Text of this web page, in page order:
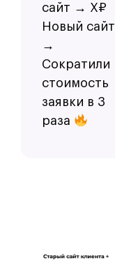
сайт → Х₽
Новый сайт
→
Сократили
стоимость
заявки в 3
раза